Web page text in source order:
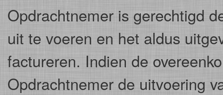
Opdrachtnemer is gerechtigd
uit te voeren en het aldus
factureren. Indien de
Opdrachtnemer de uitvoering